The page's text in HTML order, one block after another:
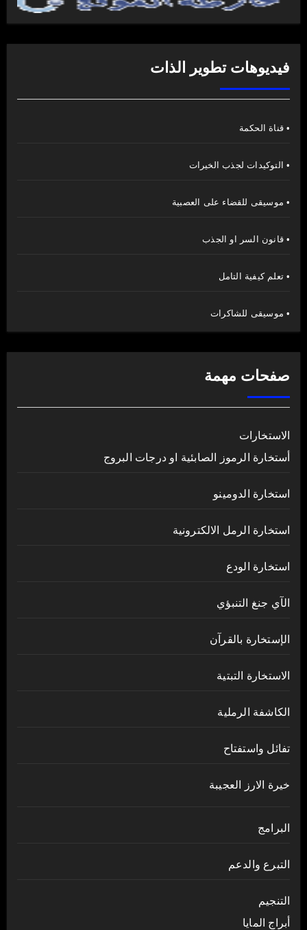
فيديوهات تطوير الذات
• قناة الحكمة
• التوكيدات لجذب الخيرات
• موسيقى للقضاء على العصبية
• قانون السر او الجذب
• تعلم كيفية التامل
• موسيقى للشاكرات
صفحات مهمة
الاستخارات
أستخارة الرموز الصابئية او درجات البروج
استخارة الدومينو
استخارة الرمل الالكترونية
استخارة الودع
الآي جنغ التنبؤي
الإستخارة بالقرآن
الاستخارة التبتية
الكاشفة الرملية
تفائل واستفتاح
خيرة الارز العجيبة
البرامج
التبرع والدعم
التنجيم
أبراج المايا